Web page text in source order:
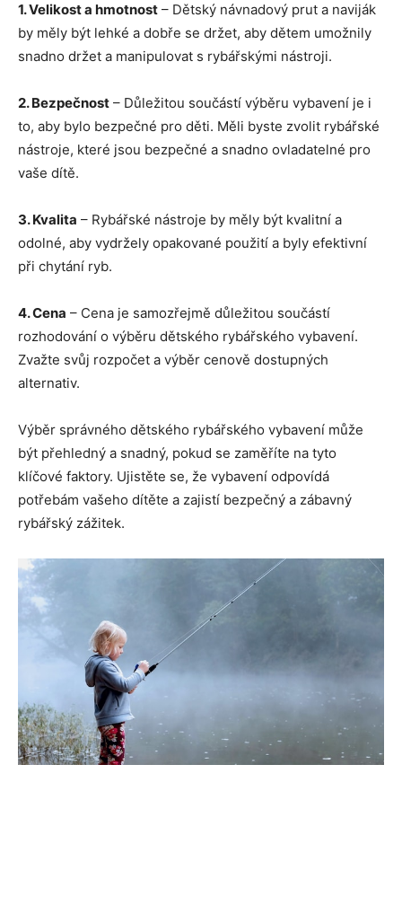
1. Velikost a hmotnost – Dětský návnadový prut a naviják
by měly být lehké a dobře se držet, aby dětem umožnily
snadno držet a manipulovat s rybářskými nástroji.
2. Bezpečnost – Důležitou součástí výběru vybavení je i
to, aby bylo bezpečné pro děti. Měli byste zvolit rybářské
nástroje, které jsou bezpečné a snadno ovladatelné pro
vaše dítě.
3. Kvalita – Rybářské nástroje by měly být kvalitní a
odolné, aby vydržely opakované použití a byly efektivní
při chytání ryb.
4. Cena – Cena je samozřejmě důležitou součástí
rozhodování o výběru dětského rybářského vybavení.
Zvažte svůj rozpočet a výběr cenově dostupných
alternativ.
Výběr správného dětského rybářského vybavení může
být přehledný a snadný, pokud se zaměříte na tyto
klíčové faktory. Ujistěte se, že vybavení odpovídá
potřebám vašeho dítěte a zajistí bezpečný a zábavný
rybářský zážitek.